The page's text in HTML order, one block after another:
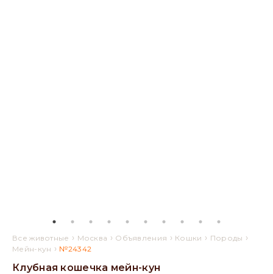
Все животные › Москва › Объявления › Кошки › Породы ›
Мейн-кун › №24342
Клубная кошечка мейн-кун